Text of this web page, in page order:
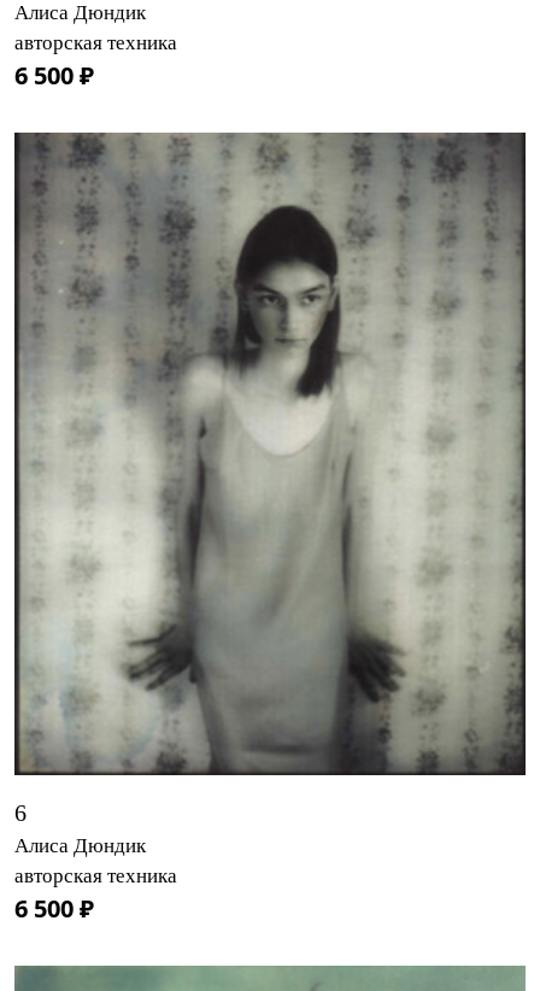
Алиса Дюндик
авторская техника
6 500 ₽
6
Алиса Дюндик
авторская техника
6 500 ₽